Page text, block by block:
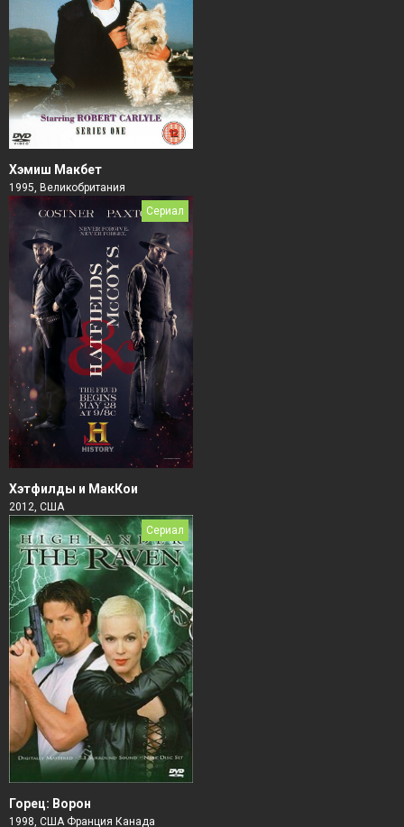
Хэмиш Макбет
1995, Великобритания
Сериал
Хэтфилды и МакКои
2012, США
Сериал
Горец: Ворон
1998, США Франция Канада